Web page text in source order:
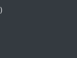
)